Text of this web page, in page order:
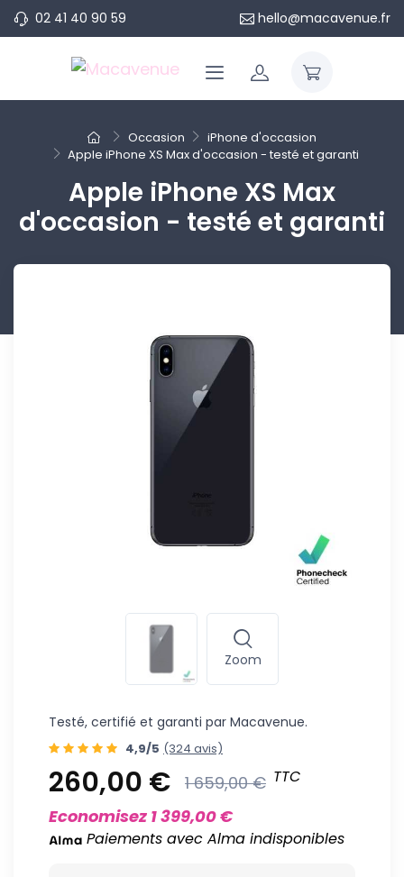
02 41 40 90 59 hello@macavenue.fr
Occasion
iPhone d'occasion
Apple iPhone XS Max d'occasion - testé et garanti
Apple iPhone XS Max
d'occasion - testé et garanti
Zoom
Testé, certifié et garanti par Macavenue.
4,9/5 (324 avis)
260,00 € 1 659,00 € TTC
Economisez 1 399,00 €
Paiements avec Alma indisponibles